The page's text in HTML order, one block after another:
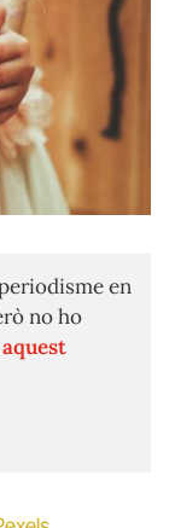
en
no ho
aquest